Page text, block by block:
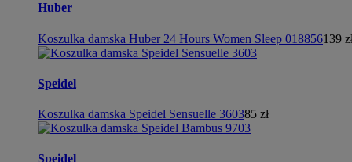
Huber
Koszulka damska Huber 24 Hours Women Sleep 018856139
Speidel
Koszulka damska Speidel Sensuelle 360385 zł
Speidel